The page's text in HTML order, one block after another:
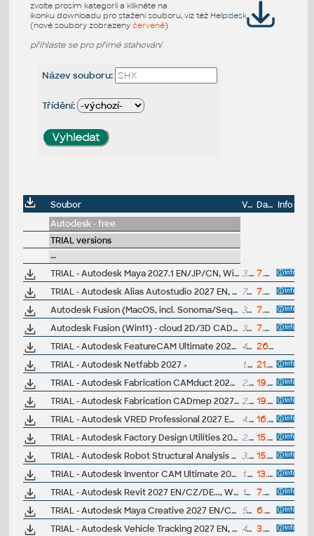
zvolte prosím kategorii a klikněte na
ikonku downloadu pro stažení souboru, viz též Helpdesk
(nové soubory zobrazeny červeně)
přihlaste se pro přímé stahování
Název souboru:
Třídění:
Soubor Velikost Datum Info
Autodesk - free
TRIAL versions
--
TRIAL - Autodesk Maya 2027.1 EN/JP/CN, Win 11 3.4GB
7.7.2026
TRIAL - Autodesk Alias Autostudio 2027 EN, Win 11
7GB
7.7.2026
Autodesk Fusion (MacOS, incl. Sonoma/Sequoia/Tahoe, Apple Silicon) - cloud 2D/3D CAD/CAM/CAE, trial, free for startups, EN/DE/CN/JP (v.2704.1.15)
350MB
7.7.2026
Autodesk Fusion (Win11) - cloud 2D/3D CAD/CAM/CAE, trial, free for startups, EN/DE/CN/JP (v.2704.1.15)
350MB
7.7.2026
TRIAL - Autodesk FeatureCAM Ultimate 2027 (EN/CZ, Win64)
4GB
26.5.2026
TRIAL - Autodesk Netfabb 2027
1.7GB
21.4.2026
TRIAL - Autodesk Fabrication CAMduct 2027, Win 11
2.3GB
19.4.2026
TRIAL - Autodesk Fabrication CADmep 2027, Win 11
2.3GB
19.4.2026
TRIAL - Autodesk VRED Professional 2027 EN, Win 11
4.5GB
16.4.2026
TRIAL - Autodesk Factory Design Utilities 2027 CZ, Win 11
2.5B
15.4.2026
TRIAL - Autodesk Robot Structural Analysis Professional 2027, Win 11
3.2GB
15.4.2026
TRIAL - Autodesk Inventor CAM Ultimate 2027 (add-on for Inv2027-2025; EN/DE/CZ; 64-bit)
1.2GB
13.4.2026
TRIAL - Autodesk Revit 2027 EN/CZ/DE..., Win 11
10GB
7.4.2026
TRIAL - Autodesk Maya Creative 2027 EN/CN/JP, Win 11
5GB
6.4.2026
TRIAL - Autodesk Vehicle Tracking 2027 EN, Win 11
460MB
3.4.2026